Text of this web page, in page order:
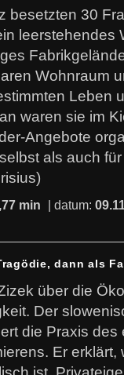
besetzten 30
leerstehendes
Wohnraum
Leben
waren sie im
Angebote
als auch
min | datum:
dann als
über die
Der
die Praxis des
Er erklärt,